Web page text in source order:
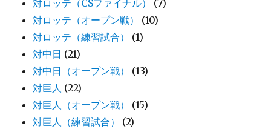
対ロッテ（CSファイナル）
(7)
対ロッテ（オープン戦）
(10)
対ロッテ（練習試合）
(1)
対中日 (21)
対中日（オープン戦）
(13)
対巨人 (22)
対巨人（オープン戦）
(15)
対巨人（練習試合）
(2)